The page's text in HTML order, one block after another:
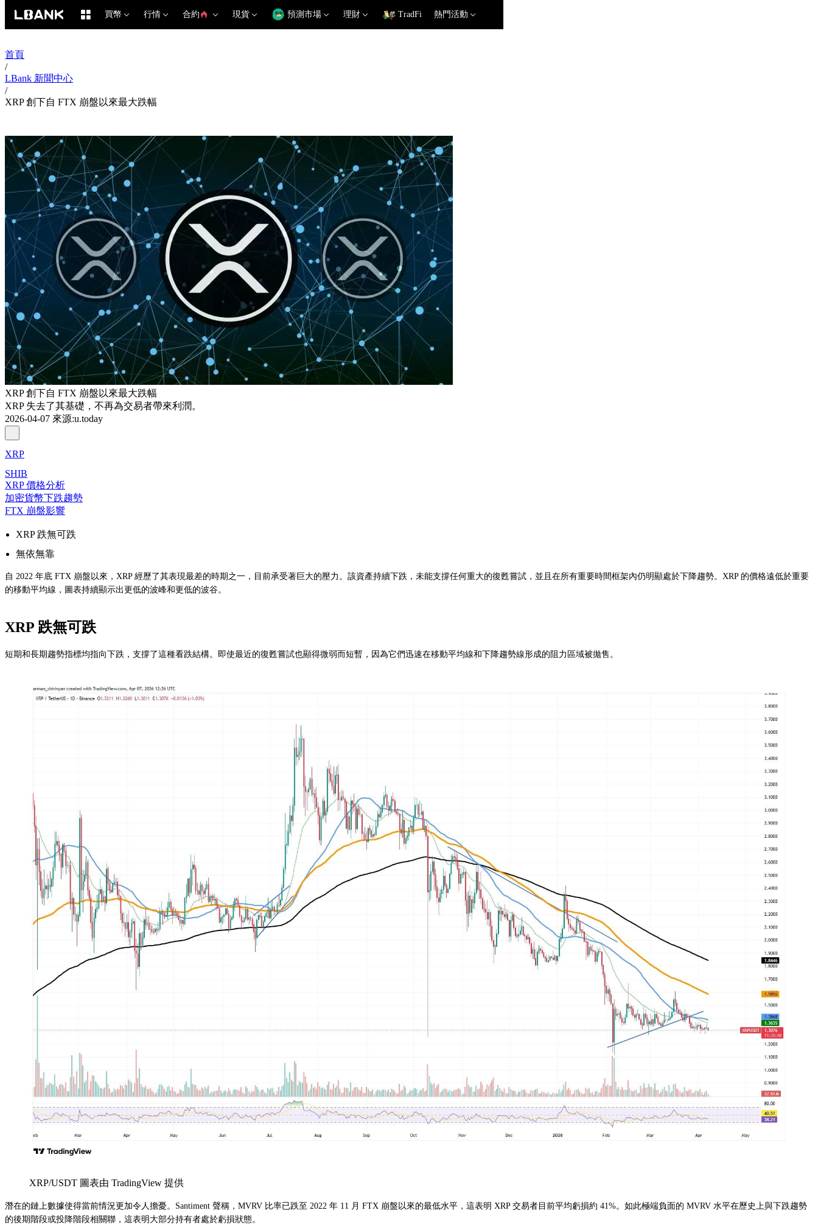
買幣 行情 合約 現貨 預測市場 理財 TradFi 熱門活動
首頁
/
LBank 新聞中心
/
XRP 創下自 FTX 崩盤以來最大跌幅
XRP 創下自 FTX 崩盤以來最大跌幅
XRP 失去了其基礎，不再為交易者帶來利潤。
2026-04-07 來源:u.today
XRP
SHIB
XRP 價格分析
加密貨幣下跌趨勢
FTX 崩盤影響
XRP 跌無可跌
無依無靠
自 2022 年底 FTX 崩盤以來，XRP 經歷了其表現最差的時期之一，目前承受著巨大的壓力。該資產持續下跌，未能支撐任何重大的復甦嘗試，並且在所有重要時間框架內仍明顯處於下降趨勢。XRP 的價格遠低於重要
的移動平均線，圖表持續顯示出更低的波峰和更低的波谷。
XRP 跌無可跌
短期和長期趨勢指標均指向下跌，支撐了這種看跌結構。即使最近的復甦嘗試也顯得微弱而短暫，因為它們迅速在移動平均線和下降趨勢線形成的阻力區域被拋售。
XRP/USDT 圖表由 TradingView 提供
潛在的鏈上數據使得當前情況更加令人擔憂。Santiment 聲稱，MVRV 比率已跌至 2022 年 11 月 FTX 崩盤以來的最低水平，這表明 XRP 交易者目前平均虧損約 41%。如此極端負面的 MVRV 水平在歷史上與下跌趨勢
的後期階段或投降階段相關聯，這表明大部分持有者處於虧損狀態。